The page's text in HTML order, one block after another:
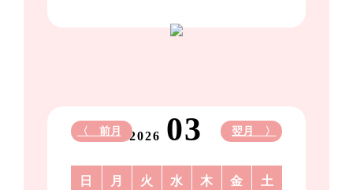
2026 03
〈 前月 翌月 〉
日 月 火 水 木 金 土